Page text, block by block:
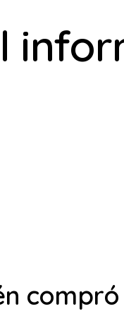
compró